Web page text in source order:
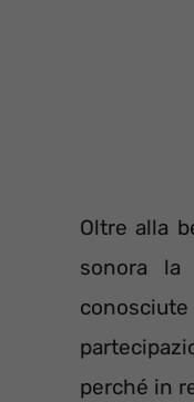
Oltre alla
sonora la
perché in